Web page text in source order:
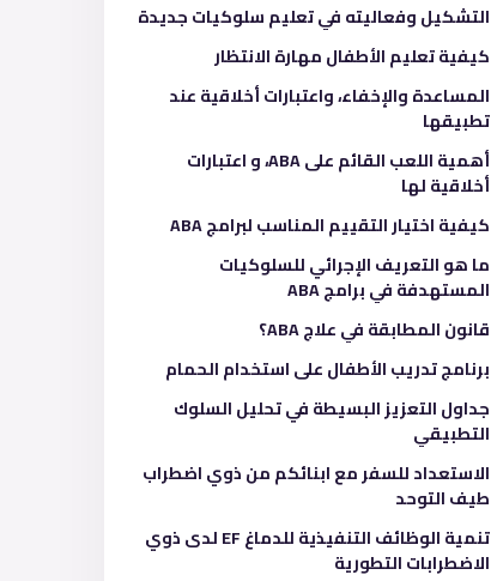
التشكيل وفعاليته في تعليم سلوكيات جديدة
كيفية تعليم الأطفال مهارة الانتظار
المساعدة والإخفاء، واعتبارات أخلاقية عند
تطبيقها
أهمية اللعب القائم على ABA، و اعتبارات
أخلاقية لها
كيفية اختيار التقييم المناسب لبرامج ABA
ما هو التعريف الإجرائي للسلوكيات
المستهدفة في برامج ABA
قانون المطابقة في علاج ABA؟
برنامج تدريب الأطفال على استخدام الحمام
جداول التعزيز البسيطة في تحليل السلوك
التطبيقي
الاستعداد للسفر مع ابنائكم من ذوي اضطراب
طيف التوحد
تنمية الوظائف التنفيذية للدماغ EF لدى ذوي
الاضطرابات التطورية